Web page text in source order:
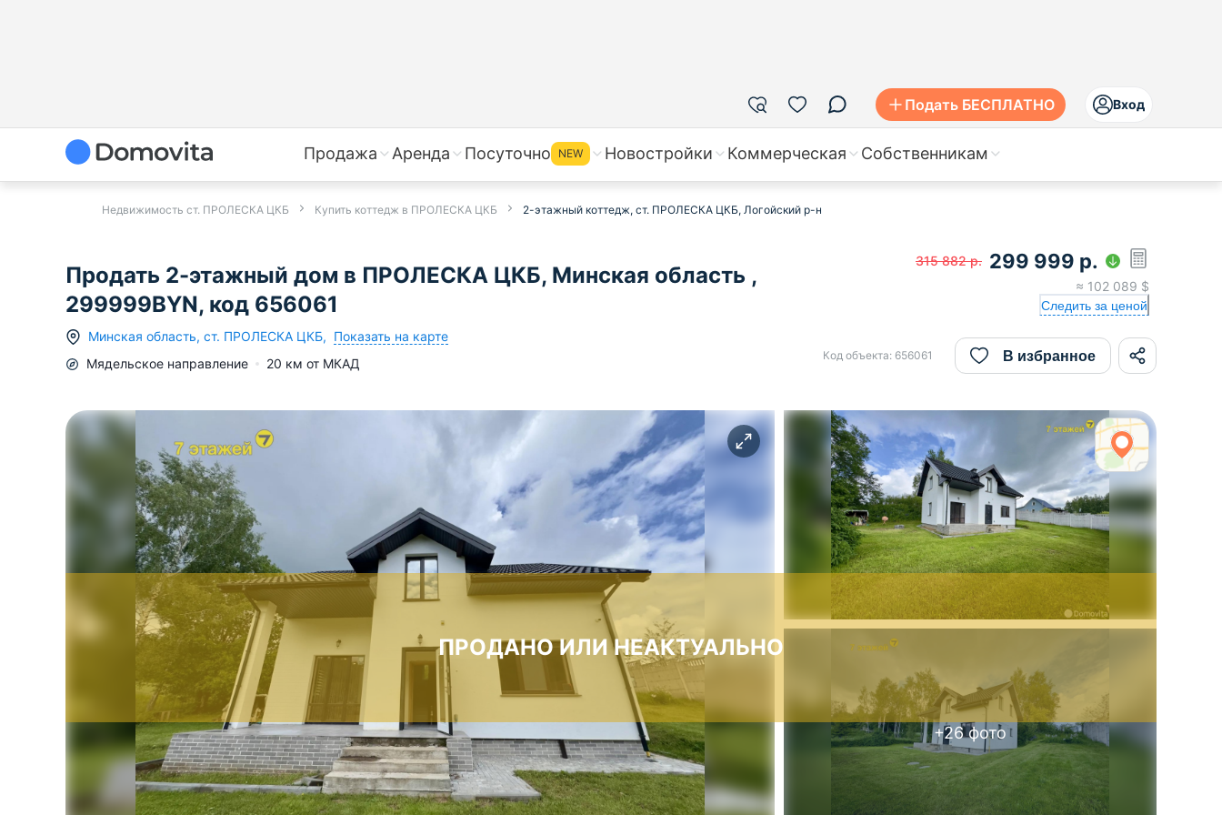
Подать БЕСПЛАТНО Вход
Продажа Аренда Посуточно NEW Новостройки Коммерческая Собственникам
Недвижимость ст. ПРОЛЕСКА ЦКБ Купить коттедж в ПРОЛЕСКА ЦКБ 2-этажный коттедж, ст. ПРОЛЕСКА ЦКБ, Логойский р-н
Продать 2-этажный дом в ПРОЛЕСКА ЦКБ, Минская область ,
299999BYN, код 656061
Минская область, ст. ПРОЛЕСКА ЦКБ, Показать на карте
Мядельское направление 20 км от МКАД
315 882 р. 299 999 р.
≈ 102 089 $
Следить за ценой
Код объекта: 656061 В избранное
ПРОДАНО ИЛИ НЕАКТУАЛЬНО
+26фото